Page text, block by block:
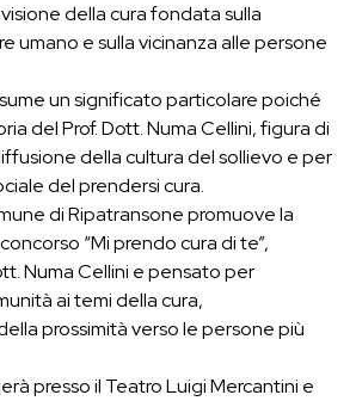
della cura fondata sulla
umano e sulla vicinanza alle persone
un significato particolare poiché
del Prof. Dott. Numa Cellini, figura di
della cultura del sollievo e per
del prendersi cura.
di Ripatransone promuove la
“Mi prendo cura di te”,
Numa Cellini e pensato per
ai temi della cura,
prossimità verso le persone più
presso il Teatro Luigi Mercantini e